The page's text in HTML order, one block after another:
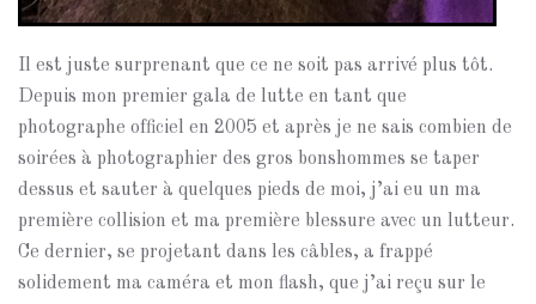
Il est juste surprenant que ce ne soit pas arrivé plus tôt.
Depuis mon premier gala de lutte en tant que
photographe officiel en 2005 et après je ne sais combien de
soirées à photographier des gros bonshommes se taper
dessus et sauter à quelques pieds de moi, j’ai eu un ma
première collision et ma première blessure avec un lutteur.
Ce dernier, se projetant dans les câbles, a frappé
solidement ma caméra et mon flash, que j’ai reçu sur le